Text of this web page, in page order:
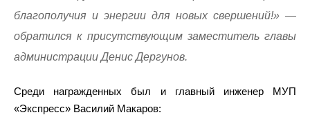
благополучия и энергии для новых свершений!» —
обратился к присутствующим заместитель главы
администрации Денис Дергунов.
Среди награжденных был и главный инженер МУП
«Экспресс» Василий Макаров: